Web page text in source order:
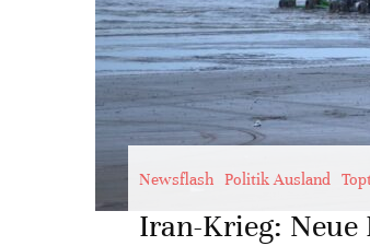
Newsflash Politik Ausland
Iran-Krieg: Neue